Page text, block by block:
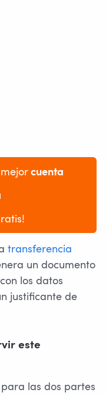
cuenta
transferencia
un documento
los datos
justificante de
este
las dos partes